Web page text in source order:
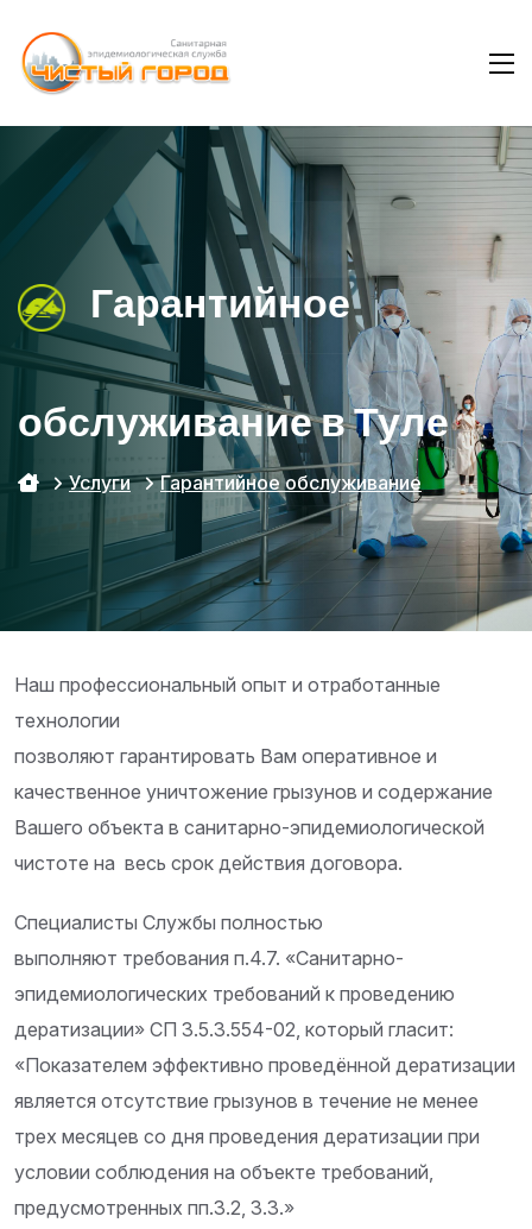
Гарантийное
обслуживание в Туле
Услуги Гарантийное обслуживание
Наш профессиональный опыт и отработанные
технологии
позволяют гарантировать Вам оперативное и
качественное уничтожение грызунов и содержание
Вашего объекта в санитарно-эпидемиологической
чистоте на весь срок действия договора.
Специалисты Службы полностью
выполняют требования п.4.7. «Санитарно-
эпидемиологических требований к проведению
дератизации» СП 3.5.3.554-02, который гласит:
«Показателем эффективно проведённой дератизации
является отсутствие грызунов в течение не менее
трех месяцев со дня проведения дератизации при
условии соблюдения на объекте требований,
предусмотренных пп.3.2, 3.3.»